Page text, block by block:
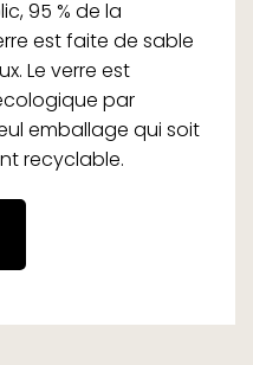
95 % de la
est faite de sable
Le verre est
par
emballage qui soit
recyclable.